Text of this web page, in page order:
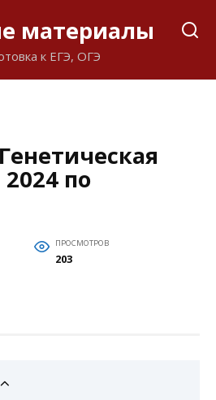
материалы
к ЕГЭ, ОГЭ
по
ПРОСМОТРОВ
203